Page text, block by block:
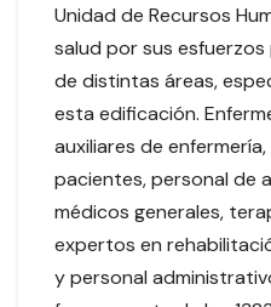
Unidad de Recursos
salud por sus
de distintas áreas,
esta edificación.
auxiliares de
pacientes, personal de
médicos generales,
expertos en
y personal